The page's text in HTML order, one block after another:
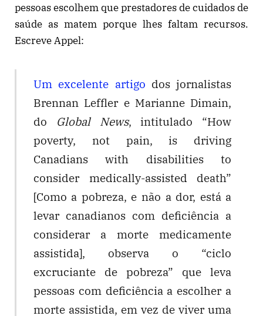
pessoas escolhem que prestadores de cuidados de
saúde as matem porque lhes faltam recursos.
Escreve Appel:
Um excelente artigo dos jornalistas
Brennan Leffler e Marianne Dimain,
do Global News, intitulado “How
poverty, not pain, is driving
Canadians with disabilities to
consider medically-assisted death”
[Como a pobreza, e não a dor, está a
levar canadianos com deficiência a
considerar a morte medicamente
assistida], observa o “ciclo
excruciante de pobreza” que leva
pessoas com deficiência a escolher a
morte assistida, em vez de viver uma